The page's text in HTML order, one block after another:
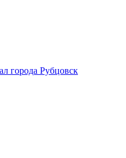
города Рубцовск